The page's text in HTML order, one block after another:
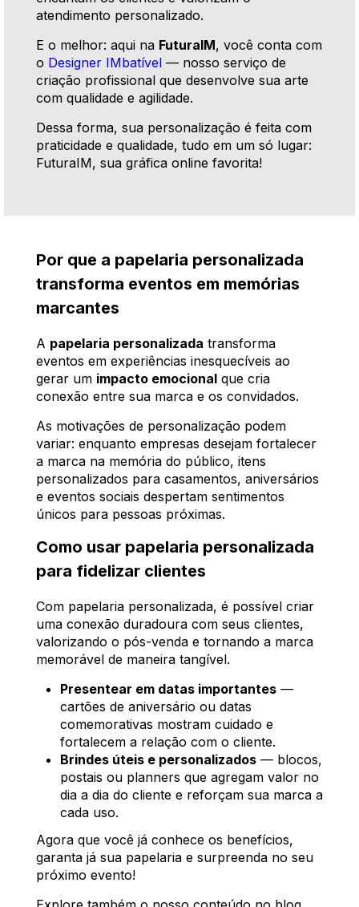
atendimento personalizado.
E o melhor: aqui na FuturaIM, você conta com
o Designer IMbatível — nosso serviço de
criação profissional que desenvolve sua arte
com qualidade e agilidade.
Dessa forma, sua personalização é feita com
praticidade e qualidade, tudo em um só lugar:
FuturaIM, sua gráfica online favorita!
Por que a papelaria personalizada
transforma eventos em memórias
marcantes
A papelaria personalizada transforma
eventos em experiências inesquecíveis ao
gerar um impacto emocional que cria
conexão entre sua marca e os convidados.
As motivações de personalização podem
variar: enquanto empresas desejam fortalecer
a marca na memória do público, itens
personalizados para casamentos, aniversários
e eventos sociais despertam sentimentos
únicos para pessoas próximas.
Como usar papelaria personalizada
para fidelizar clientes
Com papelaria personalizada, é possível criar
uma conexão duradoura com seus clientes,
valorizando o pós-venda e tornando a marca
memorável de maneira tangível.
Presentear em datas importantes —
cartões de aniversário ou datas
comemorativas mostram cuidado e
fortalecem a relação com o cliente.
Brindes úteis e personalizados — blocos,
postais ou planners que agregam valor no
dia a dia do cliente e reforçam sua marca a
cada uso.
Agora que você já conhece os benefícios,
garanta já sua papelaria e surpreenda no seu
próximo evento!